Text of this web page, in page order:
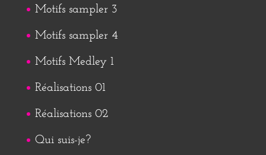
Motifs sampler 3
Motifs sampler 4
Motifs Medley 1
Réalisations 01
Réalisations 02
Qui suis-je?